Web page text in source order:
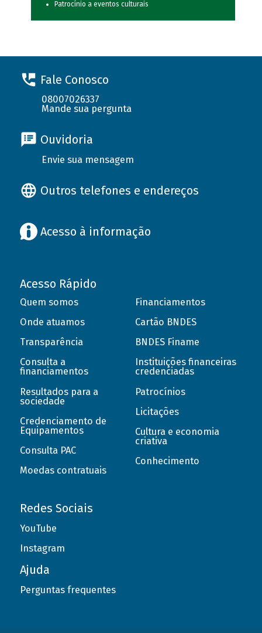
Patrocínio a eventos culturais
Fale Conosco
08007026337
Mande sua pergunta
Ouvidoria
Envie sua mensagem
Outros telefones e endereços
Acesso à informação
Acesso Rápido
Quem somos
Onde atuamos
Transparência
Consulta a
financiamentos
Resultados para a
sociedade
Credenciamento de
Equipamentos
Consulta PAC
Moedas contratuais
Financiamentos
Cartão BNDES
BNDES Finame
Instituições financeiras
credenciadas
Patrocínios
Licitações
Cultura e economia
criativa
Conhecimento
Redes Sociais
YouTube
Instagram
Ajuda
Perguntas frequentes